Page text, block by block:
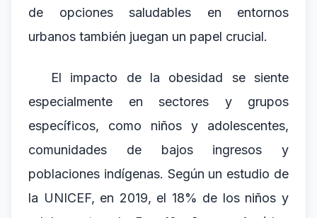
de opciones saludables en entornos
urbanos también juegan un papel crucial.
El impacto de la obesidad se siente
especialmente en sectores y grupos
específicos, como niños y adolescentes,
comunidades de bajos ingresos y
poblaciones indígenas. Según un estudio de
la UNICEF, en 2019, el 18% de los niños y